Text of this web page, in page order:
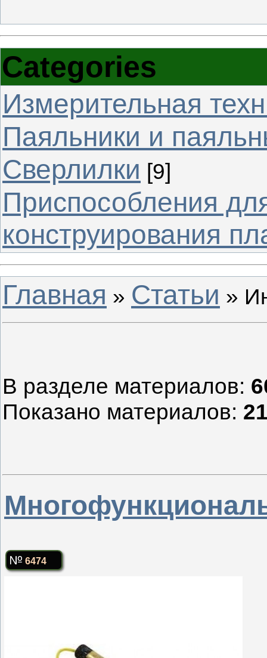
Categories
Измерительная
Паяльники и
Сверлилки [9]
Приспособления
конструирования
Главная » Статьи »
В разделе материалов:
Показано материалов:
6474